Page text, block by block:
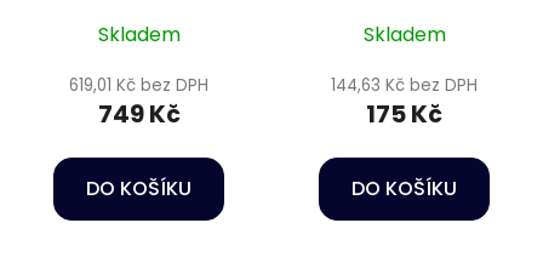
Skladem
619,01 Kč bez DPH
749 Kč
DO KOŠÍKU
Skladem
144,63 Kč bez DPH
175 Kč
DO KOŠÍKU